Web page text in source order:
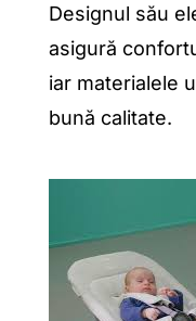
Designul său
asigură
iar materialele
bună calitate.